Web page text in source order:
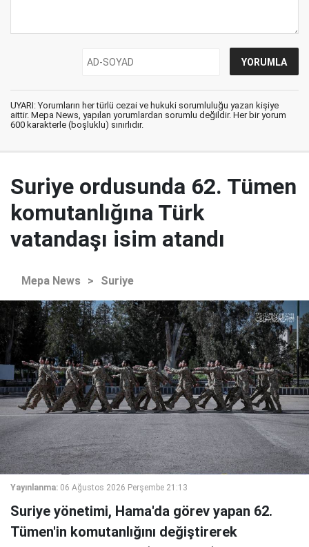
UYARI: Yorumların her türlü cezai ve hukuki sorumluluğu yazan kişiye
aittir. Mepa News, yapılan yorumlardan sorumlu değildir. Her bir yorum
600 karakterle (boşluklu) sınırlıdır.
Suriye ordusunda 62. Tümen
komutanlığına Türk
vatandaşı isim atandı
Mepa News > Suriye
Yayınlanma: 06 Ağustos 2026 Perşembe 21:13
Suriye yönetimi, Hama'da görev yapan 62.
Tümen'in komutanlığını değiştirerek